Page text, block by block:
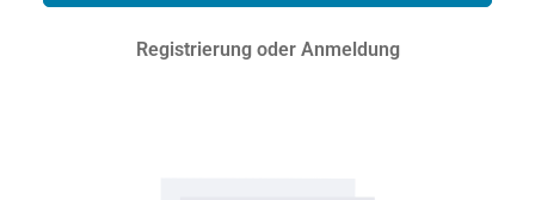
Registrierung oder Anmeldung